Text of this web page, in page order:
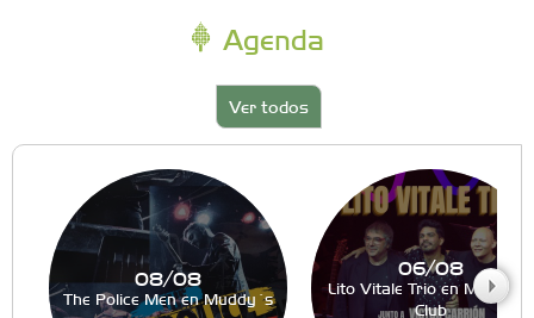
Agenda
Ver todos
08/08
The Police Men en Muddy´s
06/08
Lito Vitale Trio en Muddy´s
Club